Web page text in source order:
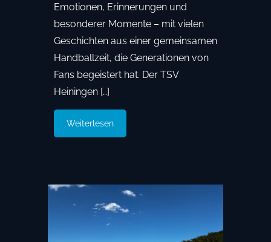
Emotionen, Erinnerungen und
besonderer Momente – mit vielen
Geschichten aus einer gemeinsamen
Handballzeit, die Generationen von
Fans begeistert hat. Der TSV
Heiningen […]
Weiterlesen